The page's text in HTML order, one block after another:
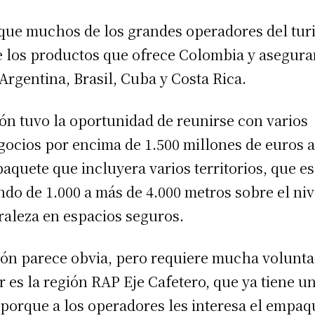
muchos de los grandes operadores del
los productos que ofrece Colombia y
Brasil, Cuba y Costa Rica.
tuvo la oportunidad de reunirse con
por encima de 1.500 millones de euros
que incluyera varios territorios, que
de 1.000 a más de 4.000 metros sobre el
en espacios seguros.
parece obvia, pero requiere mucha
es la región RAP Eje Cafetero, que ya tiene
a los operadores les interesa el